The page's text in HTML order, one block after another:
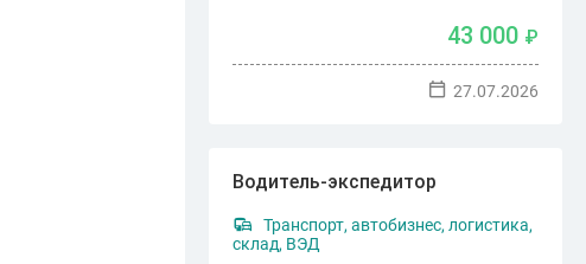
43 000 ₽
27.07.2026
Водитель-экспедитор
Транспорт, автобизнес, логистика,
склад, ВЭД